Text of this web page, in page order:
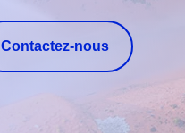
Contactez-nous